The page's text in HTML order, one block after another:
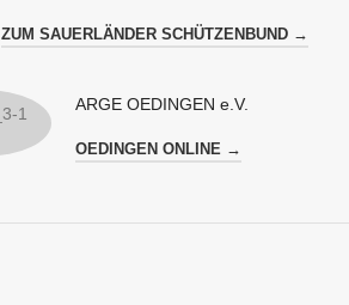
ZUM SAUERLÄNDER SCHÜTZENBUND →
ARGE OEDINGEN e.V.
OEDINGEN ONLINE →